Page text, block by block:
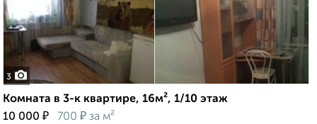
3
Комната в 3-к квартире, 16м², 1/10 этаж
10 000 ₽ 700 ₽ за м²